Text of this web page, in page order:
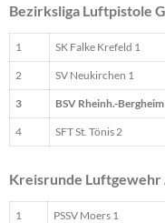
Bezirksliga Luftpistole
1 SK Falke Krefeld 1
2 SV Neukirchen 1
3 BSV Rheinh.-Bergheim
4 SFT St. Tönis 2
Kreisrunde Luftgewehr
1 PSSV Moers 1